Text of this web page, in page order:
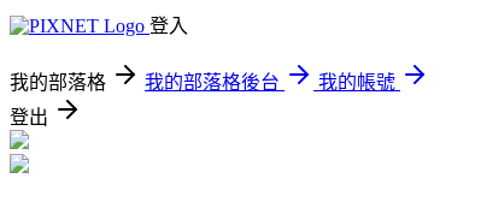
登入
我的部落格 我的部落格後台
我的帳號
登出